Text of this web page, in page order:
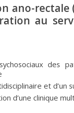
rectale
au
des
et d’un
d’une clinique